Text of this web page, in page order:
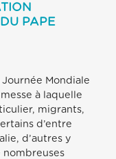
PAPE
Mondiale
à laquelle
migrants,
d’entre
d’autres y